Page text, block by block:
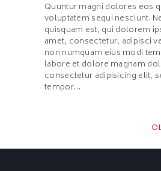
Quuntur magni dolores eos
voluptatem sequi nesciunt.
quisquam est, qui dolorem
amet, consectetur, adipisci
non numquam eius modi
labore et dolore magnam
consectetur adipisicing elit,
tempor…